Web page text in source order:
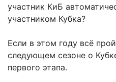
участник КиБ
участником Кубка?
Если в этом году всё
следующем сезоне о
первого этапа.